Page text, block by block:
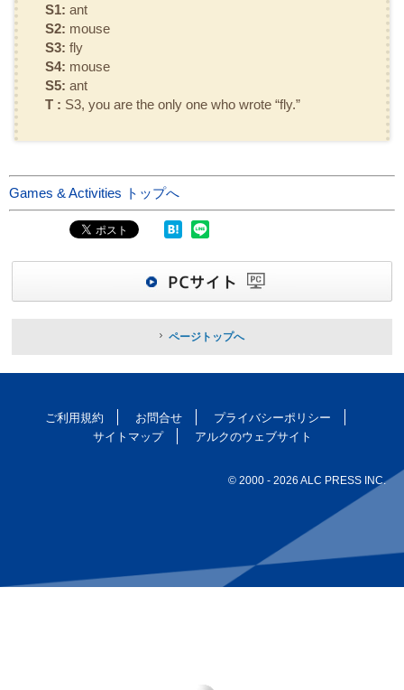
S1: ant
S2: mouse
S3: fly
S4: mouse
S5: ant
T : S3, you are the only one who wrote “fly.”
Games & Activities トップへ
ページトップへ
ご利用規約 お問合せ
プライバシーポリシー
サイトマップ
アルクのウェブサイト
© 2000 - 2026 ALC PRESS INC.